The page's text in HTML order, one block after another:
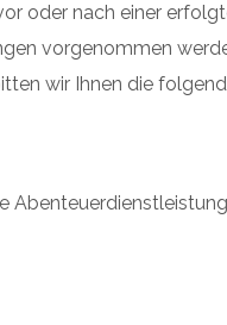
oder nach einer
vorgenommen
wir Ihnen die